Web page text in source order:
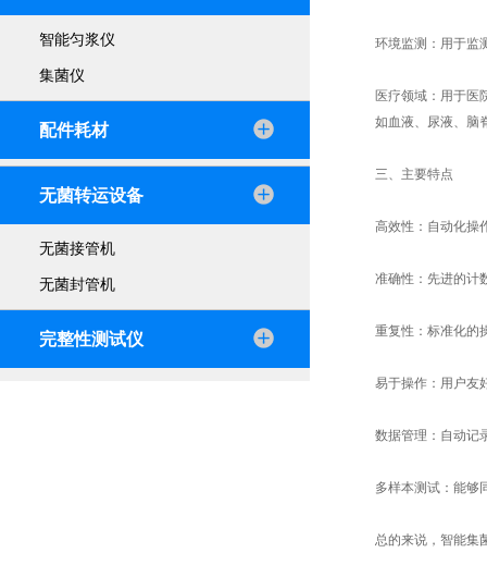
智能匀浆仪
集菌仪
配件耗材
无菌转运设备
无菌接管机
无菌封管机
完整性测试仪
环境监测：用于监
医疗领域：用于医
如血液、尿液、脑
三、主要特点
高效性：自动化操
准确性：先进的计
重复性：标准化的
易于操作：用户友
数据管理：自动记
多样本测试：能够
总的来说，智能集